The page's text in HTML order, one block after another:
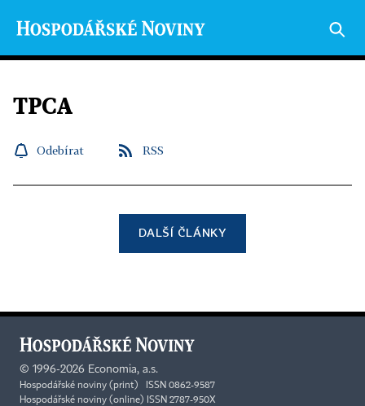
TPCA
Odebírat RSS
DALŠÍ ČLÁNKY
© 1996-2026 Economia, a.s.
Hospodářské noviny (print) ISSN 0862-9587
Hospodářské noviny (online) ISSN 2787-950X